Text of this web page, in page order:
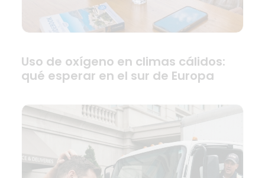
Uso de oxígeno en climas cálidos:
qué esperar en el sur de Europa